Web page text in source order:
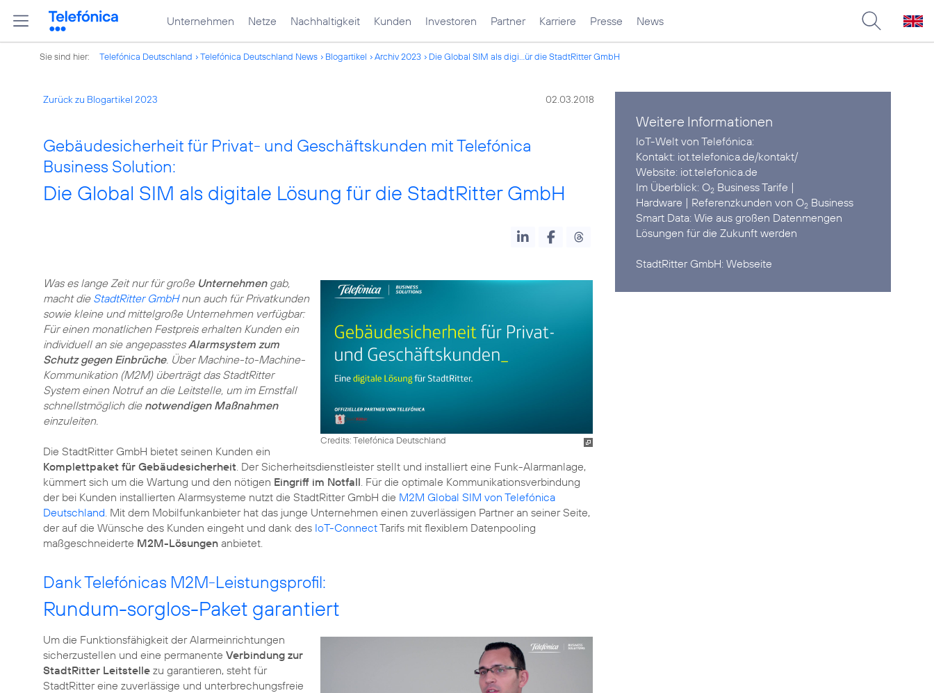
Unternehmen Netze Nachhaltigkeit Kunden Investoren Partner Karriere Presse News
Sie sind hier: Telefónica Deutschland Telefónica Deutschland News Blogartikel Archiv 2023 Die Global SIM als digi...ür die StadtRitter GmbH
Zurück zu Blogartikel 2023 02.03.2018
Gebäudesicherheit für Privat- und Geschäftskunden mit Telefónica
Business Solution:
Die Global SIM als digitale Lösung für die StadtRitter GmbH
Credits: Telefónica Deutschland
Was es lange Zeit nur für große Unternehmengab,
macht die StadtRitter GmbHnun auch für Privatkunden
sowie kleine und mittelgroße Unternehmen verfügbar:
Für einen monatlichen Festpreis erhalten Kunden ein
individuell an sie angepasstesAlarmsystem zum
Schutz gegen Einbrüche. Über Machine-to-Machine-
Kommunikation (M2M) überträgt das StadtRitter
System einen Notruf an die Leitstelle, um im Ernstfall
schnellstmöglich die notwendigen Maßnahmen
einzuleiten.
Die StadtRitter GmbH bietet seinen Kunden ein
Komplettpaket für Gebäudesicherheit. Der Sicherheitsdienstleister stellt und installiert eine Funk-Alarmanlage,
kümmert sich um die Wartung und den nötigen Eingriff im Notfall. Für die optimale Kommunikationsverbindung
der bei Kunden installierten Alarmsysteme nutzt die StadtRitter GmbH die M2M Global SIM von Telefónica
Deutschland. Mit dem Mobilfunkanbieter hat das junge Unternehmen einen zuverlässigen Partner an seiner Seite,
der auf die Wünsche des Kunden eingeht und dank des IoT-ConnectTarifs mit flexiblem Datenpooling
maßgeschneiderte M2M-Lösungen anbietet.
Dank Telefónicas M2M-Leistungsprofil:
Rundum-sorglos-Paket garantiert
Um die Funktionsfähigkeit der Alarmeinrichtungen
sicherzustellen und eine permanente Verbindung zur
StadtRitter Leitstelle zu garantieren, steht für
StadtRitter eine zuverlässige und unterbrechungsfreie
Weitere Informationen
IoT-Welt von Telefónica:
Kontakt: iot.telefonica.de/kontakt/
Website: iot.telefonica.de
Im Überblick: O2 Business Tarife
Hardware | Referenzkunden von O2 Business
Smart Data: Wie aus großen Datenmengen
Lösungen für die Zukunft werden
StadtRitter GmbH:Webseite